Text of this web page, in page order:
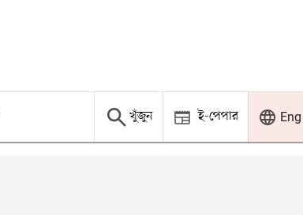
খুঁজুন ই-পেপার Eng